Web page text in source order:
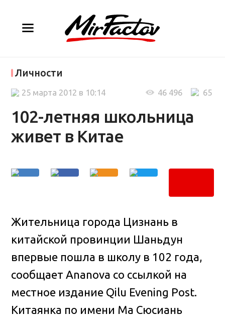
Личности
102-летняя школьница
живет в Китае
65
46 496
25 марта 2012 в 10:14
Жительница города Цизнань в
китайской провинции Шаньдун
впервые пошла в школу в 102 года,
сообщает Ananova со ссылкой на
местное издание Qilu Evening Post.
Китаянка по имени Ма Сюсиань